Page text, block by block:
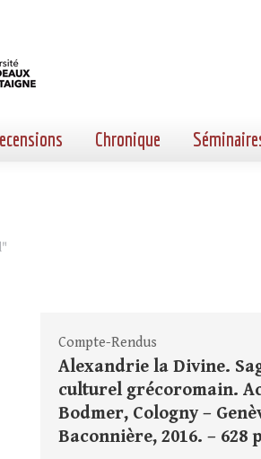
Chronique
Compte-Rendus
Alexandrie la Divine.
culturel grécoromain.
Bodmer, Cologny –
Baconnière, 2016. – 628